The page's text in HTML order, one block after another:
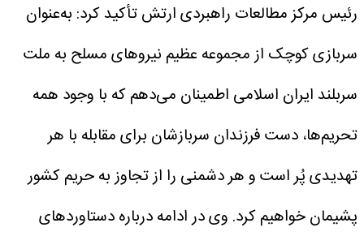
رئیس مرکز مطالعات راهبردی ارتش تأکید کرد: به‌عنوان
سربازی کوچک از مجموعه عظیم نیروهای مسلح به ملت
سربلند ایران اسلامی اطمینان می‌دهم که با وجود همه
تحریم‌ها، دست فرزندان سربازشان برای مقابله با هر
تهدیدی پُر است و هر دشمنی را از تجاوز به حریم کشور
پشیمان خواهیم کرد. وی در ادامه درباره دستاوردهای